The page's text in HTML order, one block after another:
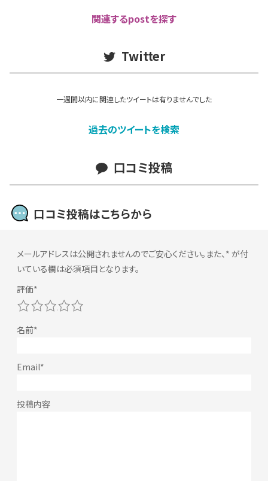
関連するpostを探す
Twitter
一週間以内に関連したツイートは有りませんでした
過去のツイートを検索
口コミ投稿
口コミ投稿はこちらから
メールアドレスは公開されませんのでご安心ください。また、* が付
いている欄は必須項目となります。
5
4
3
2